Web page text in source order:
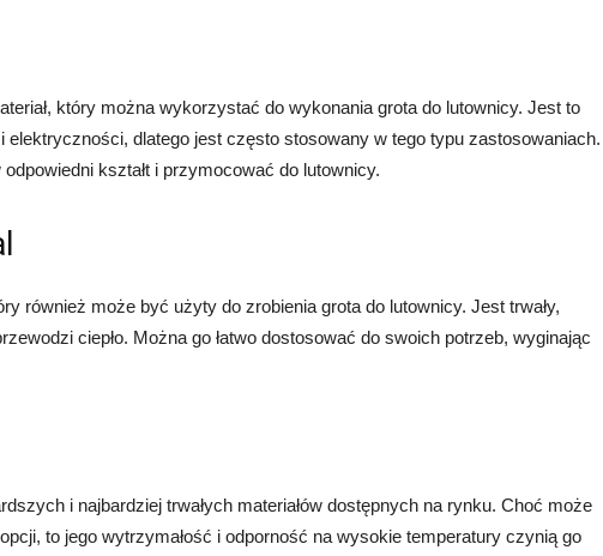
który można wykorzystać do wykonania grota do lutownicy. Jest to
i elektryczności, dlatego jest często stosowany w tego typu zastosowaniach.
kształt i przymocować do lutownicy.
również może być użyty do zrobienia grota do lutownicy. Jest trwały,
ciepło. Można go łatwo dostosować do swoich potrzeb, wyginając
i najbardziej trwałych materiałów dostępnych na rynku. Choć może
to jego wytrzymałość i odporność na wysokie temperatury czynią go